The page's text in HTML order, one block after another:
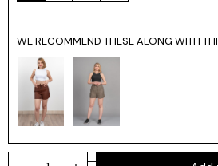
WE RECOMMEND THESE ALONG WITH